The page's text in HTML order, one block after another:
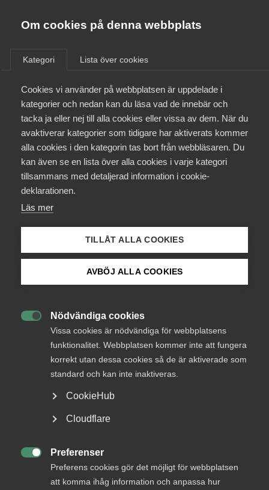
Om cookies på denna webbplats
Kategori Lista över cookies
Cookies vi använder på webbplatsen är uppdelade i
kategorier och nedan kan du läsa vad de innebär och
tacka ja eller nej till alla cookies eller vissa av dem. När du
avaktiverar kategorier som tidigare har aktiverats kommer
alla cookies i den kategorin tas bort från webbläsaren. Du
kan även se en lista över alla cookies i varje kategori
tillsammans med detaljerad information i cookie-
deklarationen.
Läs mer
TILLÅT ALLA COOKIES
AVBÖJ ALLA COOKIES
Nödvändiga cookies
Vissa cookies är nödvändiga för webbplatsens
funktionalitet. Webbplatsen kommer inte att fungera
korrekt utan dessa cookies så de är aktiverade som
standard och kan inte inaktiveras.
CookieHub
Cloudflare
Preferenser
Preferens cookies gör det möjligt för webbplatsen
att komma ihåg information och anpassa hur
Almega Utbildning
Innovations­företagen
Kompetens­företagen
Medie­företagen
Säkerhets­företagen
Tåg­företagen
Om Almega
Aktuellt
Medlemskapet
Mina sidor
Kurser & utbildningar
Logga in på Arbetsgivarguiden
Sök på almega.se
Cookie-inställningar